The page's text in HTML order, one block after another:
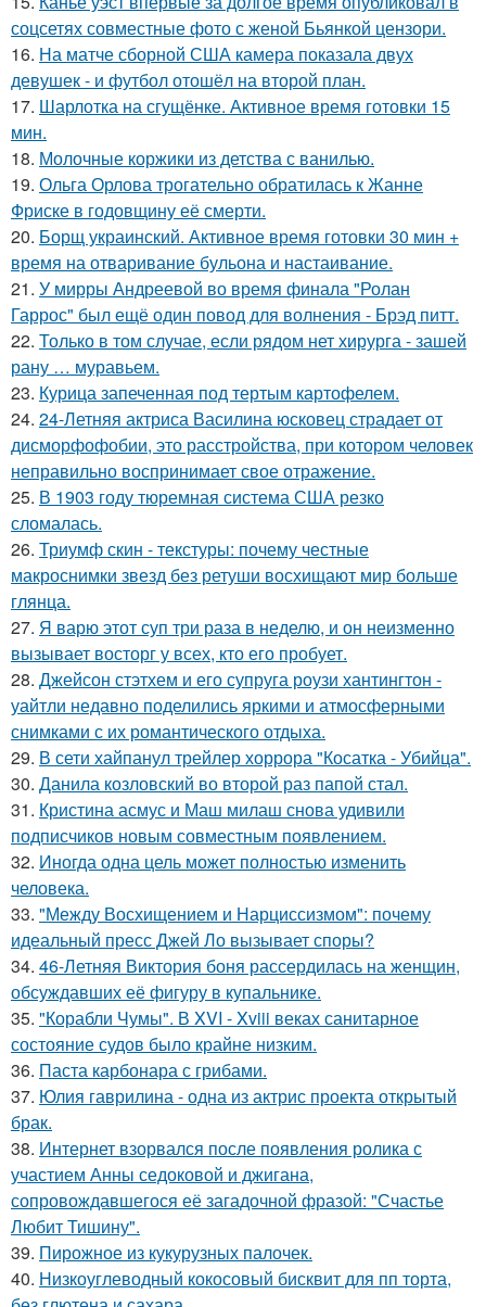
соцсетях совместные фото с женой Бьянкой цензори.
16. На матче сборной США камера показала двух
девушек - и футбол отошёл на второй план.
17. Шарлотка на сгущёнке. Активное время готовки 15
мин.
18. Молочные коржики из детства с ванилью.
19. Ольга Орлова трогательно обратилась к Жанне
Фриске в годовщину её смерти.
20. Борщ украинский. Активное время готовки 30 мин +
время на отваривание бульона и настаивание.
21. У мирры Андреевой во время финала "Ролан
Гаррос" был ещё один повод для волнения - Брэд питт.
22. Только в том случае, если рядом нет хирурга - зашей
рану … муравьем.
23. Курица запеченная под тертым картофелем.
24. 24-Летняя актриса Василина юсковец страдает от
дисморфофобии, это расстройства, при котором человек
неправильно воспринимает свое отражение.
25. В 1903 году тюремная система США резко
сломалась.
26. Триумф скин - текстуры: почему честные
макроснимки звезд без ретуши восхищают мир больше
глянца.
27. Я варю этот суп три раза в неделю, и он неизменно
вызывает восторг у всех, кто его пробует.
28. Джейсон стэтхем и его супруга роузи хантингтон -
уайтли недавно поделились яркими и атмосферными
снимками с их романтического отдыха.
29. В сети хайпанул трейлер хоррора "Косатка - Убийца".
30. Данила козловский во второй раз папой стал.
31. Кристина асмус и Маш милаш снова удивили
подписчиков новым совместным появлением.
32. Иногда одна цель может полностью изменить
человека.
33. "Между Восхищением и Нарциссизмом": почему
идеальный пресс Джей Ло вызывает споры?
34. 46-Летняя Виктория боня рассердилась на женщин,
обсуждавших её фигуру в купальнике.
35. "Корабли Чумы". В XVI - Xviii веках санитарное
состояние судов было крайне низким.
36. Паста карбонара с грибами.
37. Юлия гаврилина - одна из актрис проекта открытый
брак.
38. Интернет взорвался после появления ролика с
участием Анны седоковой и джигана,
сопровождавшегося её загадочной фразой: "Счастье
Любит Тишину".
39. Пирожное из кукурузных палочек.
40. Низкоуглеводный кокосовый бисквит для пп торта,